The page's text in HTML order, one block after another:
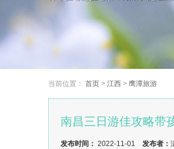
当前位置： 首页 > 江西 > 鹰潭旅游
南昌三日游佳攻略带
发布时间： 2022-11-01 发布者：